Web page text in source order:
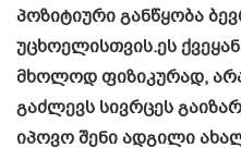
პოზიტიური განწყობა
უცხოელისთვის.ეს
მხოლოდ ფიზიკურად,
გაძლევს სივრცეს
იპოვო შენი ადგილი